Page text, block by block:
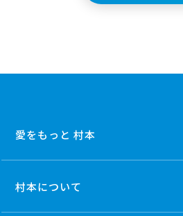
愛をもっと 村本
村本について